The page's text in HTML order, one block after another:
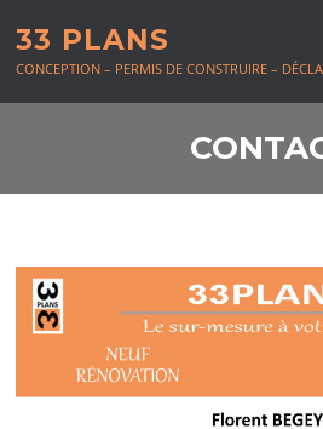
33 PLANS
CONCEPTION – PERMIS DE CONSTRUIRE –